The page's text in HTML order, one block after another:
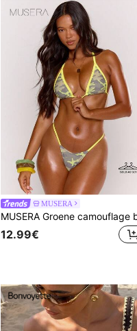
MUSERA
12.99€